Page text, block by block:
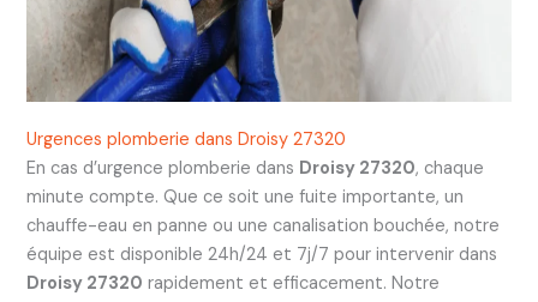
Urgences plomberie dans Droisy 27320
En cas d’urgence plomberie dans Droisy 27320, chaque
minute compte. Que ce soit une fuite importante, un
chauffe-eau en panne ou une canalisation bouchée, notre
équipe est disponible 24h/24 et 7j/7 pour intervenir dans
Droisy 27320 rapidement et efficacement. Notre